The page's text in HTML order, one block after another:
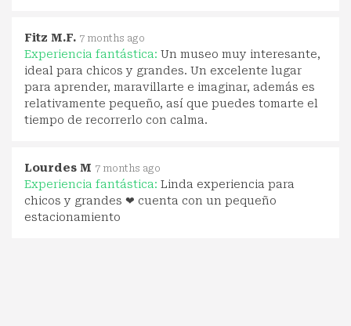
Fitz M.F. 7 months ago
Experiencia fantástica: Un museo muy interesante,
ideal para chicos y grandes. Un excelente lugar
para aprender, maravillarte e imaginar, además es
relativamente pequeño, así que puedes tomarte el
tiempo de recorrerlo con calma.
Lourdes M 7 months ago
Experiencia fantástica: Linda experiencia para
chicos y grandes ❤ cuenta con un pequeño
estacionamiento